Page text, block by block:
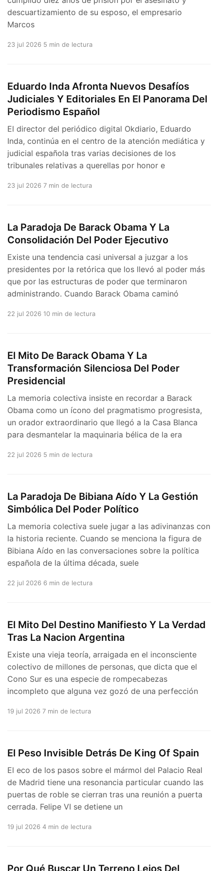
descuartizamiento de su esposo, el empresario
Marcos
23 jul 2026 5 min de lectura
Eduardo Inda Afronta Nuevos Desafíos
Judiciales Y Editoriales En El Panorama Del
Periodismo Español
El director del periódico digital Okdiario, Eduardo
Inda, continúa en el centro de la atención mediática y
judicial española tras varias decisiones de los
tribunales relativas a querellas por honor e
23 jul 2026 7 min de lectura
La Paradoja De Barack Obama Y La
Consolidación Del Poder Ejecutivo
Existe una tendencia casi universal a juzgar a los
presidentes por la retórica que los llevó al poder más
que por las estructuras de poder que terminaron
administrando. Cuando Barack Obama caminó
22 jul 2026 10 min de lectura
El Mito De Barack Obama Y La
Transformación Silenciosa Del Poder
Presidencial
La memoria colectiva insiste en recordar a Barack
Obama como un ícono del pragmatismo progresista,
un orador extraordinario que llegó a la Casa Blanca
para desmantelar la maquinaria bélica de la era
22 jul 2026 5 min de lectura
La Paradoja De Bibiana Aído Y La Gestión
Simbólica Del Poder Político
La memoria colectiva suele jugar a las adivinanzas con
la historia reciente. Cuando se menciona la figura de
Bibiana Aído en las conversaciones sobre la política
española de la última década, suele
22 jul 2026 6 min de lectura
El Mito Del Destino Manifiesto Y La Verdad
Tras La Nacion Argentina
Existe una vieja teoría, arraigada en el inconsciente
colectivo de millones de personas, que dicta que el
Cono Sur es una especie de rompecabezas
incompleto que alguna vez gozó de una perfección
19 jul 2026 7 min de lectura
El Peso Invisible Detrás De King Of Spain
El eco de los pasos sobre el mármol del Palacio Real
de Madrid tiene una resonancia particular cuando las
puertas de roble se cierran tras una reunión a puerta
cerrada. Felipe VI se detiene un
19 jul 2026 4 min de lectura
Por Qué Buscar Un Terreno Lejos Del